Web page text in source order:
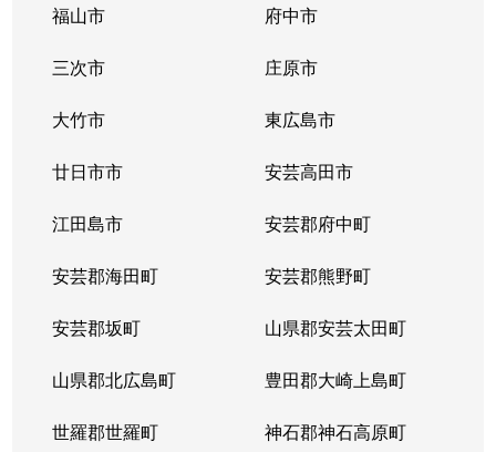
福山市 府中市
三次市 庄原市
大竹市 東広島市
廿日市市 安芸高田市
江田島市 安芸郡府中町
安芸郡海田町 安芸郡熊野町
安芸郡坂町 山県郡安芸太田町
山県郡北広島町 豊田郡大崎上島町
世羅郡世羅町 神石郡神石高原町